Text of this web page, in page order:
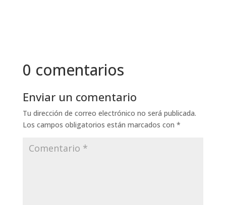
0 comentarios
Enviar un comentario
Tu dirección de correo electrónico no será publicada.
Los campos obligatorios están marcados con *